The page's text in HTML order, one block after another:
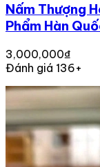
Nấm Thượng
Phẩm Hàn
3,000,000₫
Đánh giá 136+